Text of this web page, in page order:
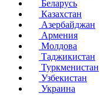
Беларусь
Казахстан
Азербайджан
Армения
Молдова
Таджикистан
Туркменистан
Узбекистан
Украина